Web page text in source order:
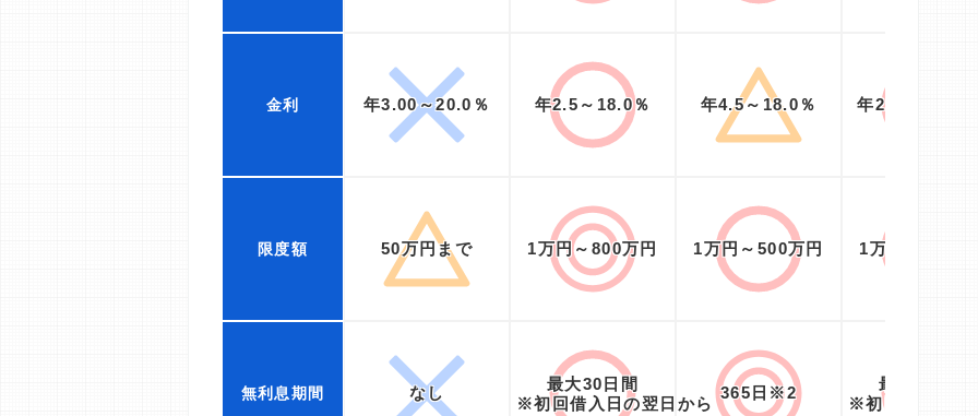
金利 年3.00～20.0％ 年2.5～18.0％ 年4.5～18.0％ 年2.4％～17.9
限度額 50万円まで 1万円～800万円 1万円～500万円 1万円～800万
無利息期間 なし 最大30日間
※初回借入日の翌日から
365日※2 最大30日間
※初回契約日の